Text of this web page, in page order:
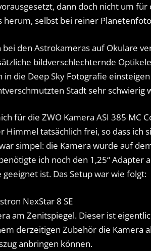
die
unter
dann doch nicht um
herum, selbst bei reiner
bei den Astrokameras auf Okulare
bildverschlechternde
in die Deep Sky Fotografie
Stadt sehr schwierig
für die ZWO Kamera ASI 385 MC
Himmel tatsächlich frei, so dass ich
simpel: die Kamera wurde auf
ich noch den 1,25“ Adapter
geeignet ist. Das Setup war wie folgt:
NexStar 8 SE
am Zenitspiegel. Dieser ist
derzeitigen Zubehör die Kamera
anbringen können.